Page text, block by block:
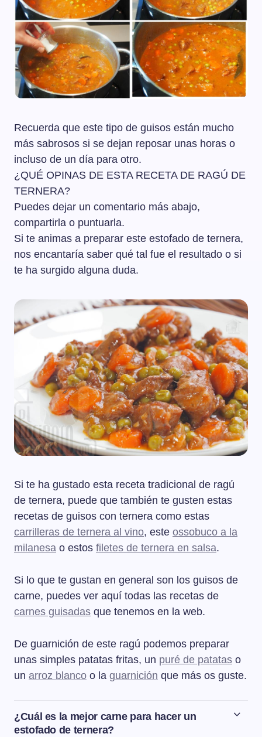
Recuerda que este tipo de guisos están mucho
más sabrosos si se dejan reposar unas horas o
incluso de un día para otro.
¿QUÉ OPINAS DE ESTA RECETA DE RAGÚ DE
TERNERA?
Puedes dejar un comentario más abajo,
compartirla o puntuarla.
Si te animas a preparar este estofado de ternera,
nos encantaría saber qué tal fue el resultado o si
te ha surgido alguna duda.
Si te ha gustado esta receta tradicional de ragú
de ternera, puede que también te gusten estas
recetas de guisos con ternera como estas
carrilleras de ternera al vino, este ossobuco a la
milanesa o estos filetes de ternera en salsa.
Si lo que te gustan en general son los guisos de
carne, puedes ver aquí todas las recetas de
carnes guisadas que tenemos en la web.
De guarnición de este ragú podemos preparar
unas simples patatas fritas, un puré de patatas o
un arroz blanco o la guarnición que más os guste.
¿Cuál es la mejor carne para hacer un
estofado de ternera?